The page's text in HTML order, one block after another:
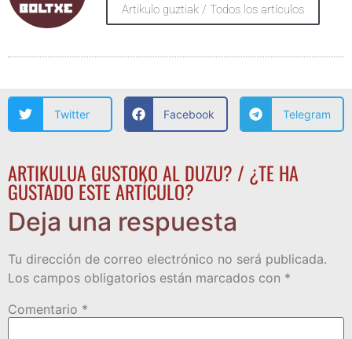
Artikulo guztiak / Todos los artículos
Twitter Facebook Telegram
ARTIKULUA GUSTOKO AL DUZU? / ¿TE HA
GUSTADO ESTE ARTÍCULO?
Deja una respuesta
Tu dirección de correo electrónico no será publicada.
Los campos obligatorios están marcados con *
Comentario *